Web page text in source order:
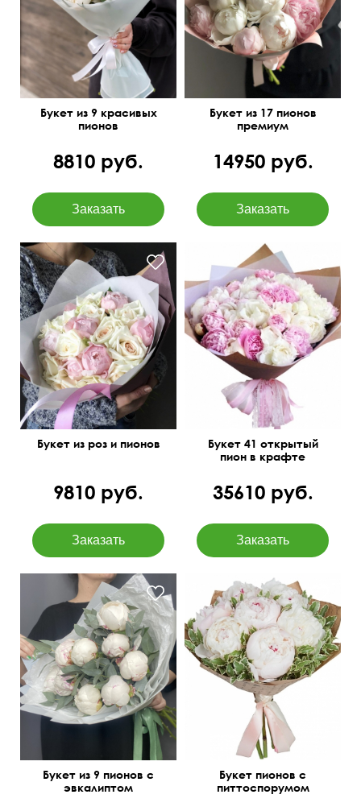
Букет из 9 красивых
пионов
8810 руб.
Букет из 17 пионов
премиум
14950 руб.
Букет из роз и пионов
9810 руб.
Букет 41 открытый
пион в крафте
35610 руб.
Идеальное сочетание
Букет из 9 пионов с
эвкалиптом
Букет пионов с
питтоспорумом